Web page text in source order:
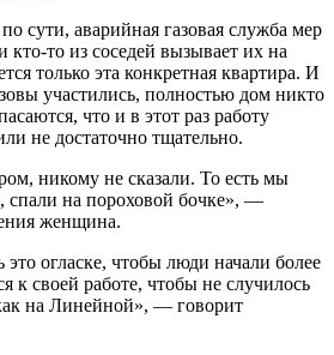
сути, аварийная газовая служба мер
кто-то из соседей вызывает их на
только эта конкретная квартира. И
участились, полностью дом никто
что и в этот раз работу
не достаточно тщательно.
никому не сказали. То есть мы
спали на пороховой бочке», —
женщина.
огласке, чтобы люди начали более
к своей работе, чтобы не случилось
на Линейной», — говорит